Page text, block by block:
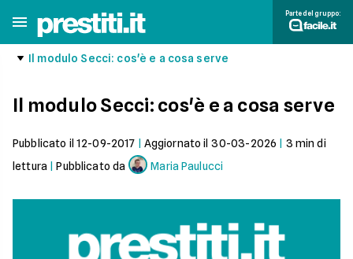
Parte del gruppo:
Il modulo Secci: cos'è e a cosa serve
Il modulo Secci: cos'è e a cosa serve
Pubblicato il 12-09-2017 Aggiornato il 30-03-2026 3 min di
lettura |Pubblicato da Maria Paulucci